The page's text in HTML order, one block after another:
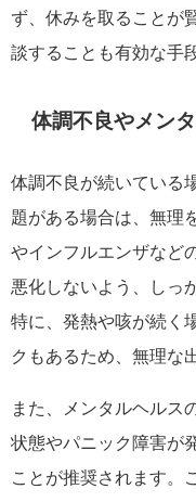
ず、休みを取ることが
談することも有効な手
体調不良やメン
体調不良が続いている
題がある場合は、無理
やインフルエンザなど
悪化しないよう、しっ
特に、発熱や咳が続く
クもあるため、無理な
また、メンタルヘルス
状態やパニック障害が
ことが推奨されます。